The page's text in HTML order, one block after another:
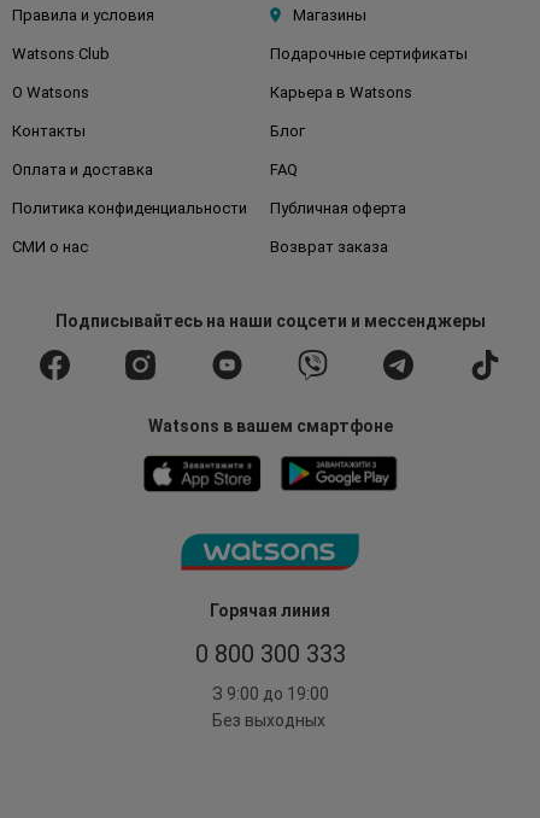
Горячая линия
0 800 300 333
З 9:00 до 19:00
Без выходных
Правила и условия Магазины
Watsons Club Подарочные сертификаты
О Watsons Карьера в Watsons
Контакты Блог
Оплата и доставка FAQ
Политика конфиденциальности Публичная оферта
СМИ о нас Возврат заказа
Подписывайтесьна наши соцсети и мессенджеры
Watsons в вашем смартфоне